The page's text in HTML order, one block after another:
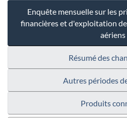
Enquête mensuelle sur les
financières et d'exploitation
aériens
Résumé des
Autres périodes
Produits